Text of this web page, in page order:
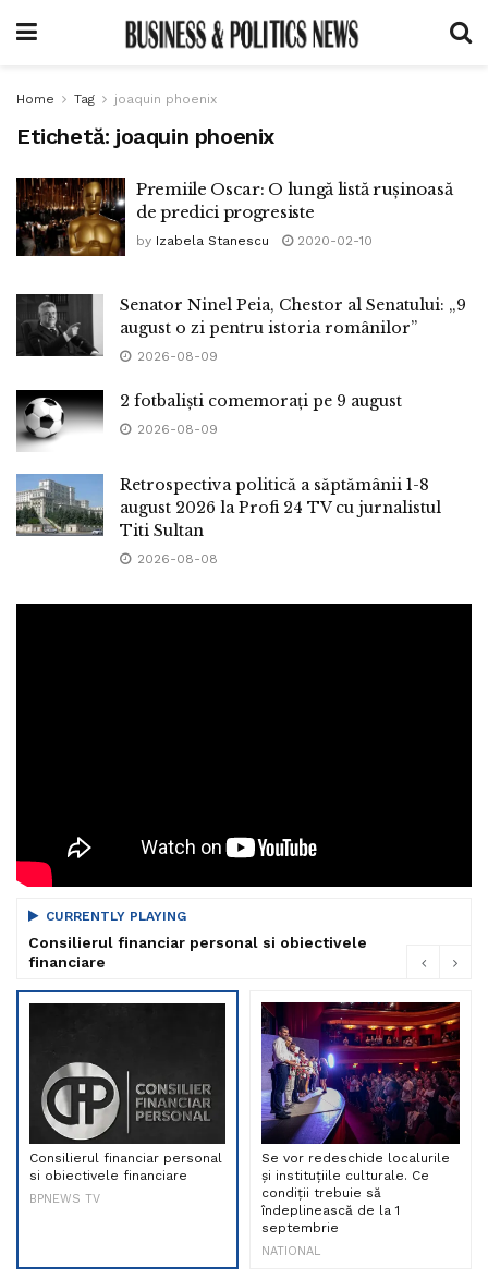
Home Tag joaquin phoenix
Etichetă: joaquin phoenix
Premiile Oscar: O lungă listă rușinoasă
de predici progresiste
by Izabela Stanescu 2020-02-10
Senator Ninel Peia, Chestor al Senatului: „9
august o zi pentru istoria românilor”
2026-08-09
2 fotbaliști comemorați pe 9 august
2026-08-09
Retrospectiva politică a săptămânii 1-8
august 2026 la Profi 24 TV cu jurnalistul
Titi Sultan
2026-08-08
CURRENTLY PLAYING
Consilierul financiar personal si obiectivele
financiare
Consilierul financiar personal
si obiectivele financiare
BPNEWS TV
Se vor redeschide localurile
și instituțiile culturale. Ce
condiții trebuie să
îndeplinească de la 1
septembrie
NATIONAL